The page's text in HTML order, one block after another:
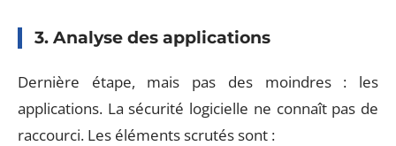
3. Analyse des applications
Dernière étape, mais pas des moindres : les
applications. La sécurité logicielle ne connaît pas de
raccourci. Les éléments scrutés sont :